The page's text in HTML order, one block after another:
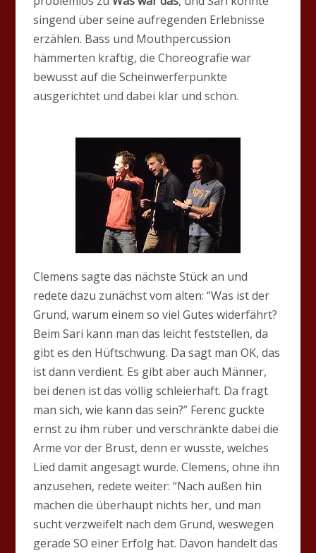
singend über seine aufregenden Erlebnisse
erzählen. Bass und Mouthpercussion
hämmerten kräftig, die Choreografie war
bewusst auf die Scheinwerferpunkte
ausgerichtet und dabei klar und schön.
Clemens sagte das nächste Stück an und
redete dazu zunächst vom alten: “Was ist der
Grund, warum einem so viel Gutes widerfährt?
Beim Sari kann man das leicht feststellen, da
gibt es den Hüftschwung. Da sagt man OK, das
ist dann verdient. Es gibt aber auch Männer,
bei denen ist das völlig schleierhaft. Da fragt
man sich, wie kann das sein?” Ferenc guckte
ernst zu ihm rüber und verschränkte dabei die
Arme vor der Brust, denn er wusste, welches
Lied damit angesagt wurde. Clemens, ohne ihn
anzusehen, redete weiter: “Nach außen hin
machen die überhaupt nichts her, und man
sucht verzweifelt nach dem Grund, weswegen
gerade SO einer Erfolg hat. Davon handelt das